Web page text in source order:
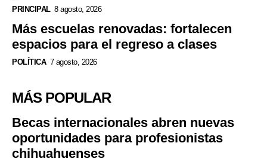
PRINCIPAL 8 agosto, 2026
Más escuelas renovadas: fortalecen
espacios para el regreso a clases
POLÍTICA 7 agosto, 2026
MÁS POPULAR
Becas internacionales abren nuevas
oportunidades para profesionistas
chihuahuenses